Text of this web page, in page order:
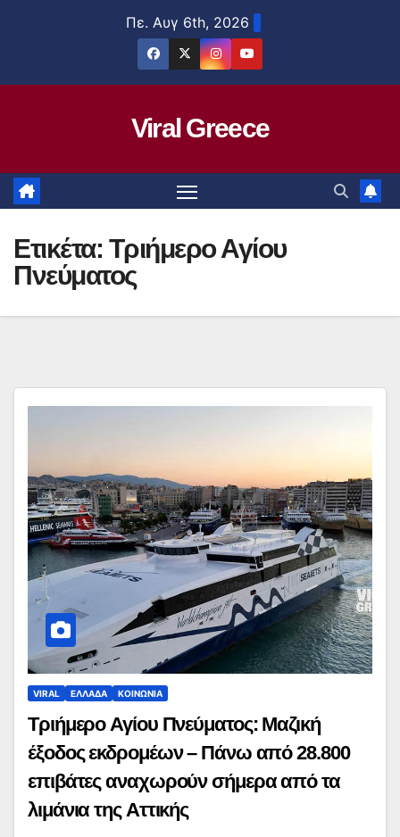
Πε. Αυγ 6th, 2026
Viral Greece
Ετικέτα: Τριήμερο Αγίου
Πνεύματος
VIRAL ΕΛΛΑΔΑ ΚΟΙΝΩΝΙΑ
Τριήμερο Αγίου Πνεύματος: Μαζική
έξοδος εκδρομέων – Πάνω από 28.800
επιβάτες αναχωρούν σήμερα από τα
λιμάνια της Αττικής